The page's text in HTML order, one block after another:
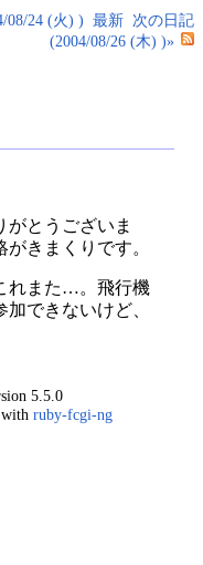
08/24 (火) ) 最新 次の日記
(2004/08/26 (木) )»
がとうございま
きまくりです。
れまた…。飛行機
できないけど、
5.5.0
ruby-fcgi-ng